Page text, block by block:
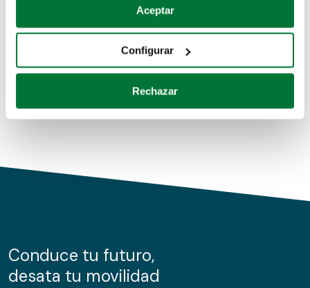
Si lo permite, también quisiéramos:
Recopilar información sobre su ubicación geográfica
Identificar su dispositivo analizándolo activamente
para buscar características específicas (huellas
Obtenga más información sobre cómo se procesan sus
de cookies.
información sobre el uso que haga del sitio web con
nuestros partners de redes sociales, publicidad y análisis
Aceptar
Configurar
Rechazar
Coches de km0
Conduce tu futuro,
desata tu movilidad